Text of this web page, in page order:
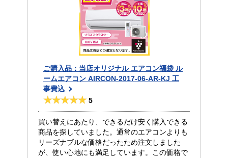
ご購入品：当店オリジナル エアコン福袋 ル
ームエアコン AIRCON-2017-06-AR-KJ 工
事費込
5
買い替えにあたり、できるだけ安く購入できる
商品を探していました。通常のエアコンよりも
リーズナブルな価格だったため注文しました
が、使い心地にも満足しています。この価格で